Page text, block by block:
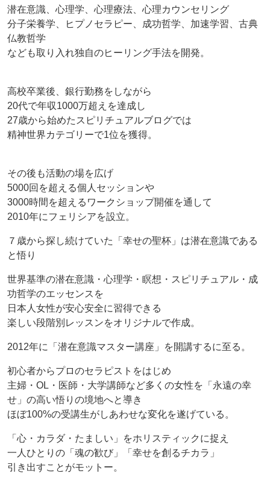
潜在意識、心理学、心理療法、心理カウンセリング
分子栄養学、ヒプノセラピー、成功哲学、加速学習、古典
仏教哲学
なども取り入れ独自のヒーリング手法を開発。
高校卒業後、銀行勤務をしながら
20代で年収1000万超えを達成し
27歳から始めたスピリチュアルブログでは
精神世界カテゴリーで1位を獲得。
その後も活動の場を広げ
5000回を超える個人セッションや
3000時間を超えるワークショップ開催を通して
2010年にフェリシアを設立。
７歳から探し続けていた「幸せの聖杯」は潜在意識である
と悟り
世界基準の潜在意識・心理学・瞑想・スピリチュアル・成
功哲学のエッセンスを
日本人女性が安心安全に習得できる
楽しい段階別レッスンをオリジナルで作成。
2012年に「潜在意識マスター講座」を開講するに至る。
初心者からプロのセラピストをはじめ
主婦・OL・医師・大学講師など多くの女性を「永遠の幸
せ」の高い悟りの境地へと導き
ほぼ100%の受講生がしあわせな変化を遂げている。
「心・カラダ・たましい」をホリスティックに捉え
一人ひとりの「魂の歓び」「幸せを創るチカラ」
引き出すことがモットー。